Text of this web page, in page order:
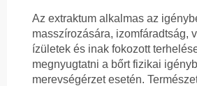
Az extraktum alkalmas az
masszírozására, izomfáradtság,
ízületek és inak fokozott
megnyugtatni a bőrt fizikai
merevségérzet esetén.